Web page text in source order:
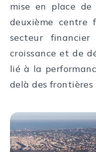
mise en place de
deuxième centre
secteur
croissance et de
lié à la
delà des frontières